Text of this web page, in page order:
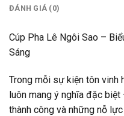
ĐÁNH GIÁ (0)
Cúp Pha Lê Ngôi Sao –
Sáng
Trong mỗi sự kiện tôn vinh
luôn mang ý nghĩa đặc
thành công và những nỗ